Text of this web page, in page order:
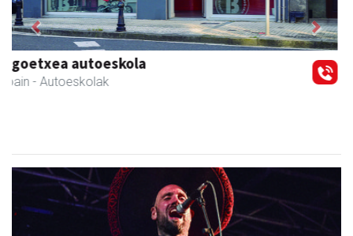
Elizondo taberna
Andoain -
Previous Next